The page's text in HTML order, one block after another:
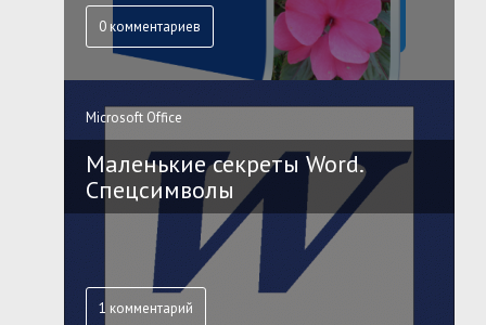
0 комментариев
Microsoft Office
Маленькие секреты Word.
Спецсимволы
1 комментарий